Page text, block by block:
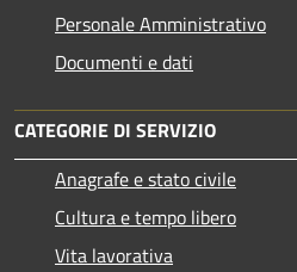
Personale Amministrativo
Documenti e dati
CATEGORIE DI SERVIZIO
Anagrafe e stato civile
Cultura e tempo libero
Vita lavorativa